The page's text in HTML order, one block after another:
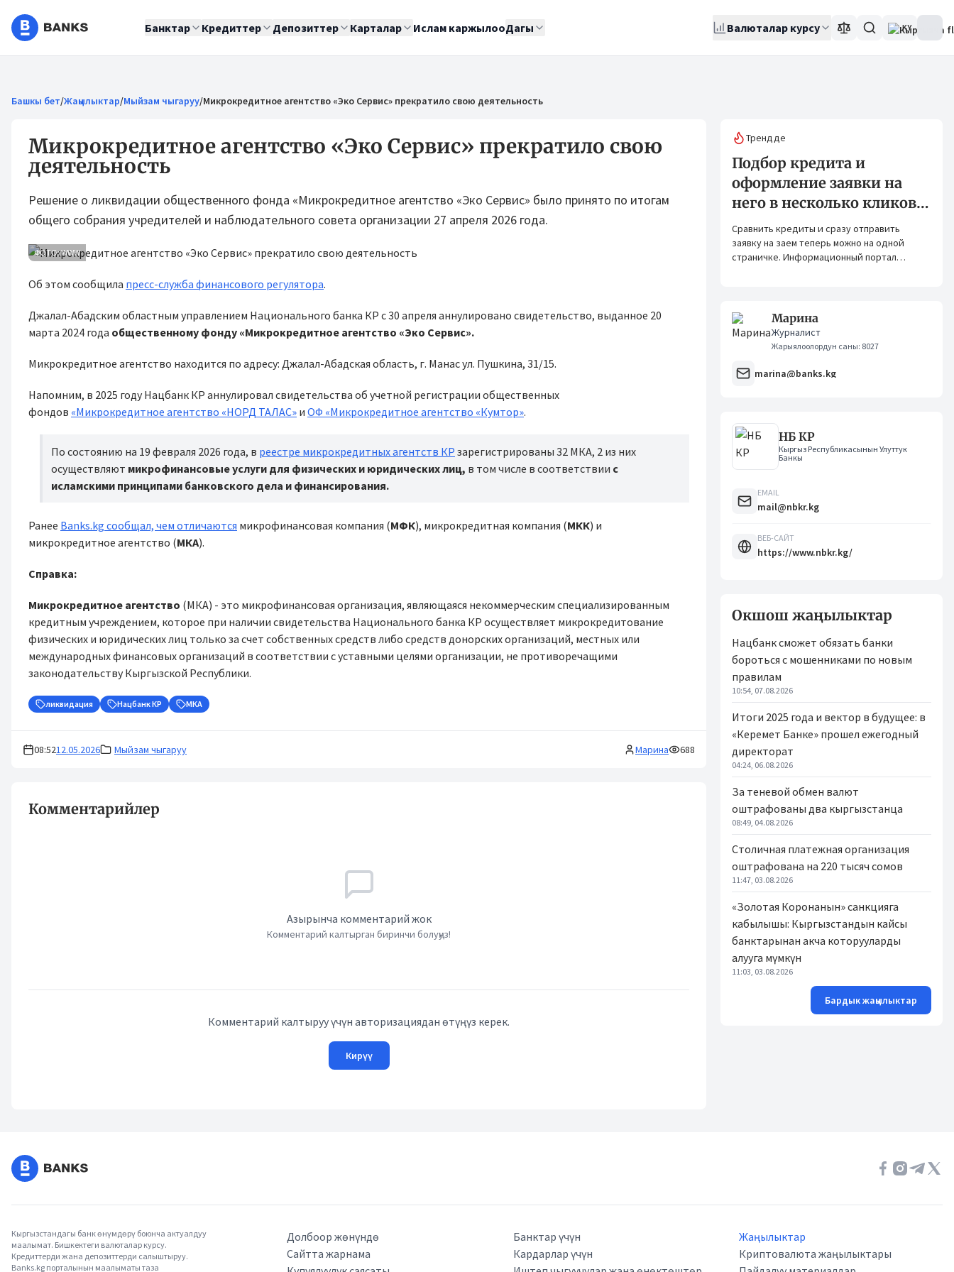
Банктар Кредиттер Депозиттер Карталар Ислам каржылооДагы Валюталар курсу KY
Башкы бет/Жаңылыктар/Мыйзам чыгаруу/Микрокредитное агентство «Эко Сервис» прекратило свою деятельность
Микрокредитное агентство «Эко Сервис» прекратило свою
деятельность
Решение о ликвидации общественного фонда «Микрокредитное агентство «Эко Сервис» было принято по итогам
общего собрания учредителей и наблюдательного совета организации 27 апреля 2026 года.
ФОТО: WWW
Об этом сообщила пресс-служба финансового регулятора.
Джалал-Абадским областным управлением Национального банка КР с 30 апреля аннулировано свидетельство, выданное 20
марта 2024 года общественному фонду «Микрокредитное агентство «Эко Сервис».
Микрокредитное агентство находится по адресу: Джалал-Абадская область, г. Манас ул. Пушкина, 31/15.
Напомним, в 2025 году Нацбанк КР аннулировал свидетельства об учетной регистрации общественных
фондов «Микрокредитное агентство «НОРД ТАЛАС» и ОФ «Микрокредитное агентство «Кумтор».
По состоянию на 19 февраля 2026 года, в реестре микрокредитных агентств КР зарегистрированы 32 МКА, 2 из них
осуществляют микрофинансовые услуги для физических и юридических лиц, в том числе в соответствии с
исламскими принципами банковского дела и финансирования.
Ранее Banks.kg сообщал, чем отличаются микрофинансовая компания (МФК), микрокредитная компания (МКК) и
микрокредитное агентство (МКА).
Справка:
Микрокредитное агентство (МКА) - это микрофинансовая организация, являющаяся некоммерческим специализированным
кредитным учреждением, которое при наличии свидетельства Национального банка КР осуществляет микрокредитование
физических и юридических лиц только за счет собственных средств либо средств донорских организаций, местных или
международных финансовых организаций в соответствии с уставными целями организации, не противоречащими
законодательству Кыргызской Республики.
ликвидация Нацбанк КР МКА
08:5212.05.2026 Мыйзам чыгаруу Марина 688
Комментарийлер
Азырынча комментарий жок
Комментарий калтырган биринчи болуңуз!
Комментарий калтыруу үчүн авторизациядан өтүңүз керек.
Кирүү
Трендде
Подбор кредита и
оформление заявки на
него в несколько кликов:
Banks.kg и Bank.kg стали
партнерами
Сравнить кредиты и сразу отправить
заявку на заем теперь можно на одной
страничке. Информационный портал
Марина
Журналист
Жарыялоолордун саны: 8027
marina@banks.kg
НБ КР
Кыргыз Республикасынын Улуттук
Банкы
EMAIL
mail@nbkr.kg
ВЕБ-САЙТ
https://www.nbkr.kg/
Окшош жаңылыктар
Нацбанк сможет обязать банки
бороться с мошенниками по новым
правилам
10:54, 07.08.2026
Итоги 2025 года и вектор в будущее: в
«Керемет Банке» прошел ежегодный
директорат
04:24, 06.08.2026
За теневой обмен валют
оштрафованы два кыргызстанца
08:49, 04.08.2026
Столичная платежная организация
оштрафована на 220 тысяч сомов
11:47, 03.08.2026
«Золотая Коронанын» санкцияга
кабылышы: Кыргызстандын кайсы
банктарынан акча которууларды
алууга мүмкүн
11:03, 03.08.2026
Бардык жаңылыктар
Кыргызстандагы банк өнүмдөрү боюнча актуалдуу
маалымат. Бишкектеги валюталар курсу.
Кредиттерди жана депозиттерди салыштыруу.
Banks.kg порталынын маалыматы таза
Долбоор жөнүндө
Сайтта жарнама
Банктар үчүн
Кардарлар үчүн
Жаңылыктар
Криптовалюта жаңылыктары